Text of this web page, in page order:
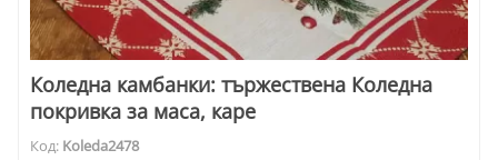
Коледнa камбанки: тържествена Коледна
покривка за маса, каре
Код: Koleda2478